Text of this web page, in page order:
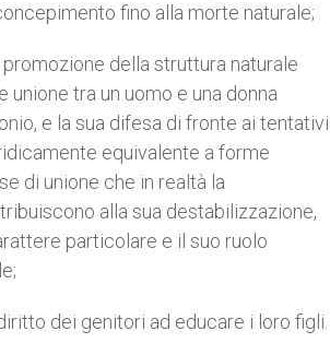
fino alla morte naturale;
della struttura naturale
unione tra un uomo e una donna
e la sua difesa di fronte ai tentativi
equivalente a forme
di unione che in realtà la
alla sua destabilizzazione,
particolare e il suo ruolo
dei genitori ad educare i loro figli.